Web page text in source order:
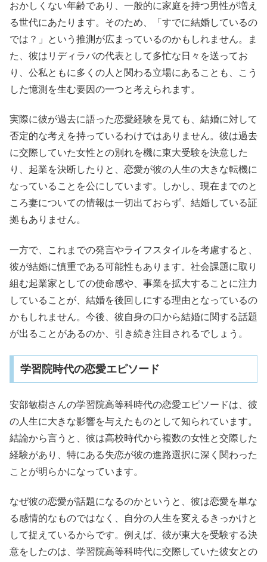
おかしくない年齢であり、一般的に家庭を持つ男性が増え
る世代にあたります。そのため、「すでに結婚しているの
では？」という推測が広まっているのかもしれません。ま
た、彼はリディラバの代表として多忙な日々を送ってお
り、公私ともに多くの人と関わる立場にあることも、こう
した憶測を生む要因の一つと考えられます。
実際に彼が過去に語った恋愛経験を見ても、結婚に対して
否定的な考えを持っているわけではありません。彼は過去
に交際していた女性との別れを機に東大受験を決意した
り、起業を決断したりと、恋愛が彼の人生の大きな転機に
なっていることを公にしています。しかし、現在までのと
ころ妻についての情報は一切出ておらず、結婚している証
拠もありません。
一方で、これまでの発言やライフスタイルを考慮すると、
彼が結婚に慎重である可能性もあります。社会課題に取り
組む起業家としての使命感や、事業を拡大することに注力
していることが、結婚を後回しにする理由となっているの
かもしれません。今後、彼自身の口から結婚に関する話題
が出ることがあるのか、引き続き注目されるでしょう。
学習院時代の恋愛エピソード
安部敏樹さんの学習院高等科時代の恋愛エピソードは、彼
の人生に大きな影響を与えたものとして知られています。
結論から言うと、彼は高校時代から複数の女性と交際した
経験があり、特にある失恋が彼の進路選択に深く関わった
ことが明らかになっています。
なぜ彼の恋愛が話題になるのかというと、彼は恋愛を単な
る感情的なものではなく、自分の人生を変えるきっかけと
して捉えているからです。例えば、彼が東大を受験する決
意をしたのは、学習院高等科時代に交際していた彼女との